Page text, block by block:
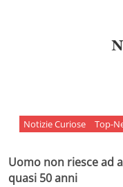
Notizie Curiose Top-
Uomo non riesce ad
quasi 50 anni